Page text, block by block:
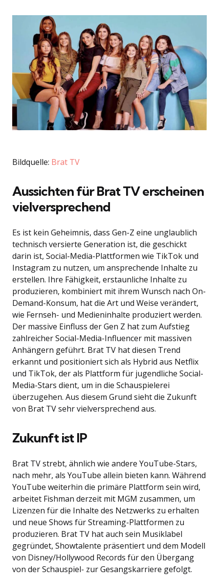
Bildquelle: Brat TV
Aussichten für Brat TV erscheinen
vielversprechend
Es ist kein Geheimnis, dass Gen-Z eine unglaublich
technisch versierte Generation ist, die geschickt
darin ist, Social-Media-Plattformen wie TikTok und
Instagram zu nutzen, um ansprechende Inhalte zu
erstellen. Ihre Fähigkeit, erstaunliche Inhalte zu
produzieren, kombiniert mit ihrem Wunsch nach On-
Demand-Konsum, hat die Art und Weise verändert,
wie Fernseh- und Medieninhalte produziert werden.
Der massive Einfluss der Gen Z hat zum Aufstieg
zahlreicher Social-Media-Influencer mit massiven
Anhängern geführt. Brat TV hat diesen Trend
erkannt und positioniert sich als Hybrid aus Netflix
und TikTok, der als Plattform für jugendliche Social-
Media-Stars dient, um in die Schauspielerei
überzugehen. Aus diesem Grund sieht die Zukunft
von Brat TV sehr vielversprechend aus.
Zukunft ist IP
Brat TV strebt, ähnlich wie andere YouTube-Stars,
nach mehr, als YouTube allein bieten kann. Während
YouTube weiterhin die primäre Plattform sein wird,
arbeitet Fishman derzeit mit MGM zusammen, um
Lizenzen für die Inhalte des Netzwerks zu erhalten
und neue Shows für Streaming-Plattformen zu
produzieren. Brat TV hat auch sein Musiklabel
gegründet, Showtalente präsentiert und dem Modell
von Disney/Hollywood Records für den Übergang
von der Schauspiel- zur Gesangskarriere gefolgt.